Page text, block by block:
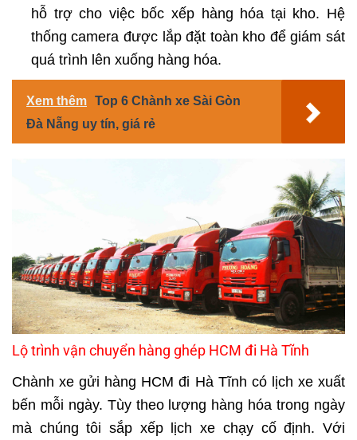
hỗ trợ cho việc bốc xếp hàng hóa tại kho. Hệ
thống camera được lắp đặt toàn kho để giám sát
quá trình lên xuống hàng hóa.
Xem thêm Top 6 Chành xe Sài Gòn
Đà Nẵng uy tín, giá rẻ
Lộ trình vận chuyển hàng ghép HCM đi Hà Tĩnh
Chành xe gửi hàng HCM đi Hà Tĩnh có lịch xe xuất
bến mỗi ngày. Tùy theo lượng hàng hóa trong ngày
mà chúng tôi sắp xếp lịch xe chạy cố định. Với